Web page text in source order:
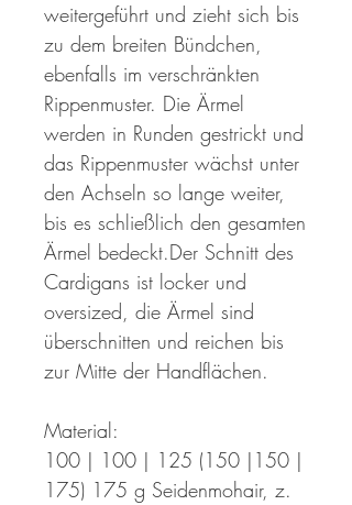
weitergeführt und zieht sich bis
zu dem breiten Bündchen,
ebenfalls im verschränkten
Rippenmuster. Die Ärmel
werden in Runden gestrickt und
das Rippenmuster wächst unter
den Achseln so lange weiter,
bis es schließlich den gesamten
Ärmel bedeckt.Der Schnitt des
Cardigans ist locker und
oversized, die Ärmel sind
überschnitten und reichen bis
zur Mitte der Handflächen.
Material:
100 | 100 | 125 (150 |150 |
175) 175 g Seidenmohair, z.